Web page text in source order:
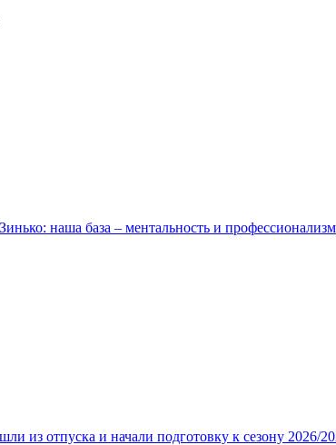
наша база – ментальность и профессионализм
из отпуска и начали подготовку к сезону 2026/